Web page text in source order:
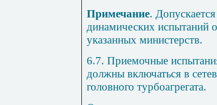
Примечание.
динамических испытаний
указанных министерств.
6.7. Приемочные
должны включаться в
головного турбоагрегата.